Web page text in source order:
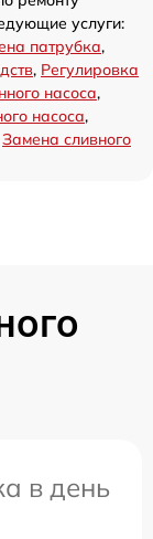
услуги:
патрубка,
, Регулировка
насоса,
насоса,
Замена сливного
в день